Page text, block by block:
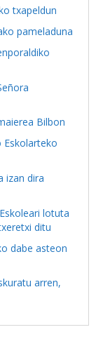
txapeldun
pameladuna
Bilbon
Eskolarteko
izan dira
lotuta
ditu
dabe asteon
arren,